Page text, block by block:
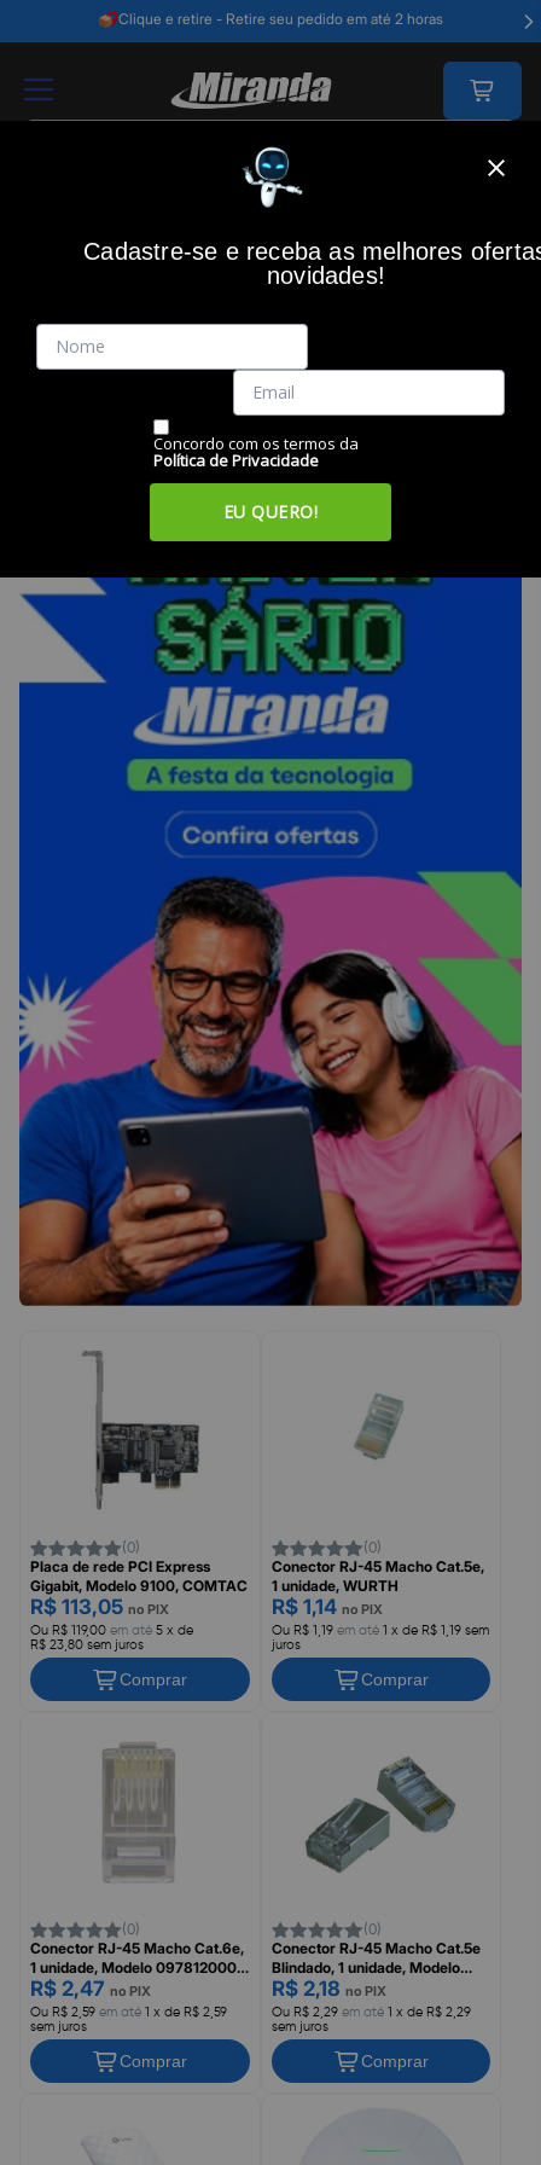
Clique e retire - Retire seu pedido em até 2 horas
REDES
(0)
Placa de rede PCI Express
Gigabit, Modelo 9100, COMTAC
R$ 113,05 no PIX
Ou R$ 119,00 em até 5 x de
R$ 23,80 sem juros
Comprar
(0)
Conector RJ-45 Macho Cat.5e,
1 unidade, WURTH
R$ 1,14 no PIX
Ou R$ 1,19em até 1 x de R$ 1,19 sem
juros
Comprar
(0)
Conector RJ-45 Macho Cat.6e,
1 unidade, Modelo 0978120001,
WURTH
R$ 2,47 no PIX
Ou R$ 2,59 em até 1 x de R$ 2,59
sem juros
Comprar
(0)
Conector RJ-45 Macho Cat.5e
Blindado, 1 unidade, Modelo
0978120002, WURTH
R$ 2,18 no PIX
Ou R$ 2,29em até 1 x de R$ 2,29
sem juros
Comprar
Cadastre-se e receba as melhores
novidades!
Concordo com os termos da
Política de Privacidade
EU QUERO!